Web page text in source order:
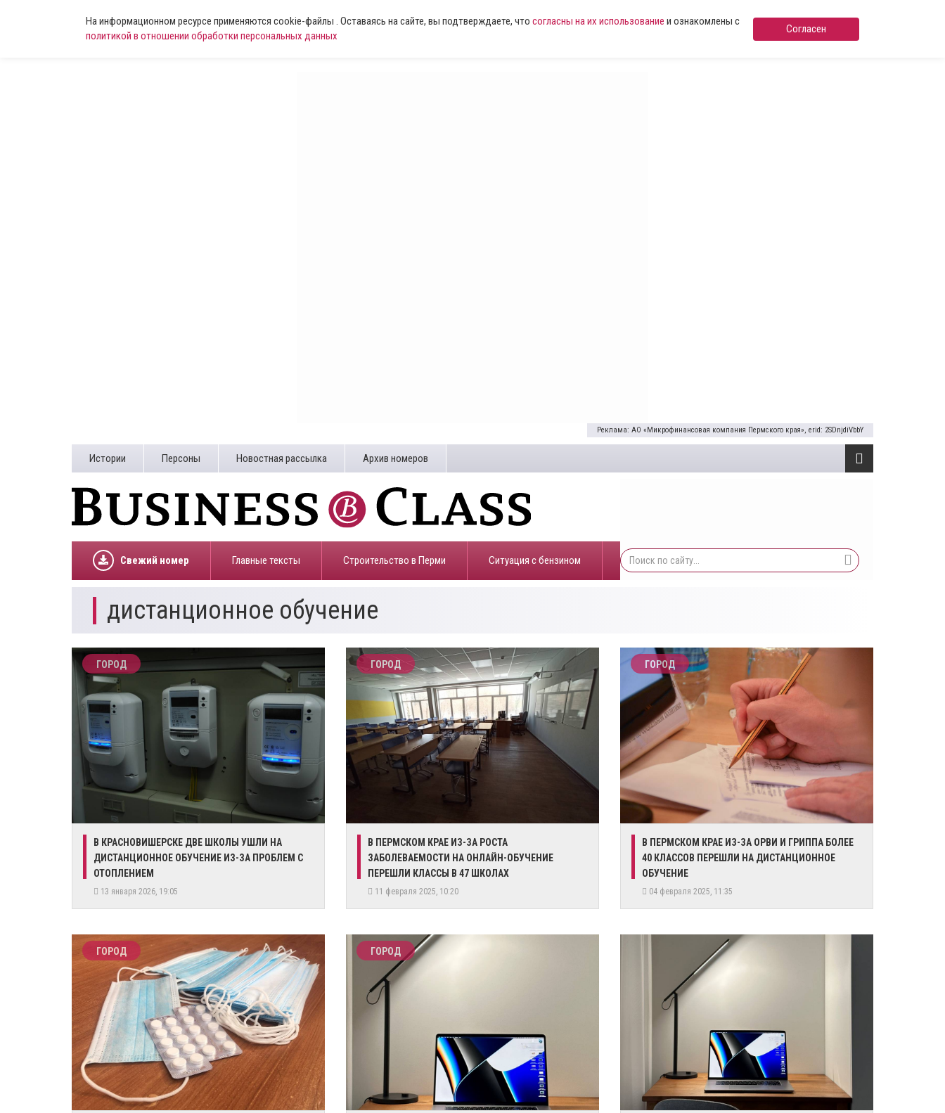
На информационном ресурсе применяются cookie-файлы . Оставаясь на сайте, вы подтверждаете, что согласны на их использование и ознакомлены с
политикой в отношении обработки персональных данных
Согласен
Реклама: АО «Микрофинансовая компания Пермского края», erid: 2SDnjdiVbbY
Истории Персоны Новостная рассылка Архив номеров
Свежий номер Главные тексты Строительство в Перми ​Ситуация с бензином
дистанционное обучение
ГОРОД
В КРАСНОВИШЕРСКЕ ДВЕ ШКОЛЫ УШЛИ НА
ДИСТАНЦИОННОЕ ОБУЧЕНИЕ ИЗ-ЗА ПРОБЛЕМ С
ОТОПЛЕНИЕМ
13 января 2026, 19:05
ГОРОД
​В ПЕРМСКОМ КРАЕ ИЗ-ЗА РОСТА
ЗАБОЛЕВАЕМОСТИ НА ОНЛАЙН-ОБУЧЕНИЕ
ПЕРЕШЛИ КЛАССЫ В 47 ШКОЛАХ
11 февраля 2025, 10:20
ГОРОД
В ПЕРМСКОМ КРАЕ ИЗ-ЗА ОРВИ И ГРИППА БОЛЕЕ
40 КЛАССОВ ПЕРЕШЛИ НА ДИСТАНЦИОННОЕ
ОБУЧЕНИЕ
04 февраля 2025, 11:35
ГОРОД ГОРОД